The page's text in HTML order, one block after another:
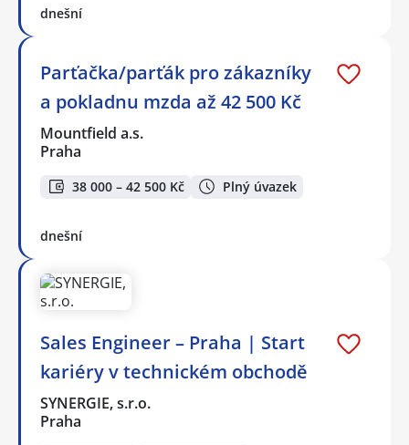
dnešní
Parťačka/parťák pro zákazníky
a pokladnu mzda až 42 500 Kč
Mountfield a.s.
Praha
38 000 – 42 500 Kč Plný úvazek
dnešní
Sales Engineer – Praha | Start
kariéry v technickém obchodě
SYNERGIE, s.r.o.
Praha